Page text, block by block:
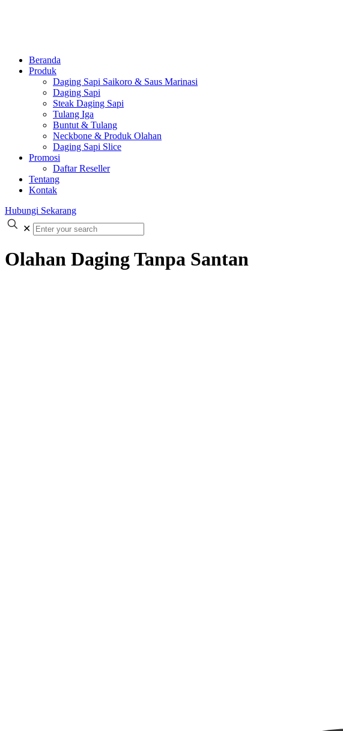
Beranda
Produk
Daging Sapi Saikoro & Saus Marinasi
Daging Sapi
Steak Daging Sapi
Tulang Iga
Buntut & Tulang
Neckbone & Produk Olahan
Daging Sapi Slice
Promosi
Daftar Reseller
Tentang
Kontak
Hubungi Sekarang
✕
Olahan Daging Tanpa Santan